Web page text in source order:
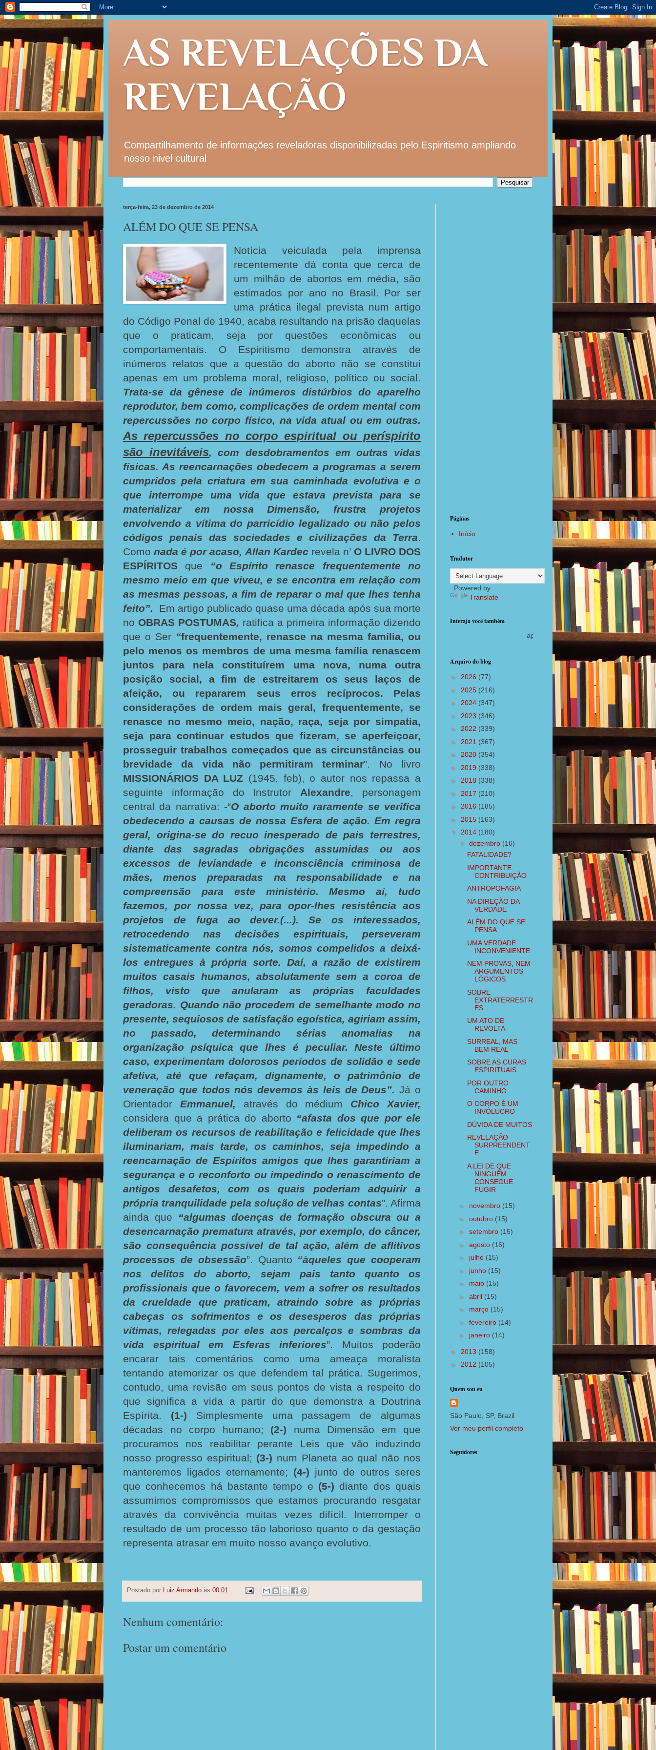
AS REVELAÇÕES DA
REVELAÇÃO
Compartilhamento de informações reveladoras disponibilizadas pelo Espiritismo ampliando
nosso nivel cultural
terça-feira, 23 de dezembro de 2014
ALÉM DO QUE SE PENSA
Notícia veiculada pela imprensa
recentemente dá conta que cerca de
um milhão de abortos em média, são
estimados por ano no Brasil. Por ser
uma prática ilegal prevista num artigo
do Código Penal de 1940, acaba resultando na prisão daquelas
que o praticam, seja por questões econômicas ou
comportamentais. O Espiritismo demonstra através de
inúmeros relatos que a questão do aborto não se constitui
apenas em um problema moral, religioso, político ou social.
Trata-se da gênese de inúmeros distúrbios do aparelho
reprodutor, bem como, complicações de ordem mental com
repercussões no corpo físico, na vida atual ou em outras.
As repercussões no corpo espiritual ou períspirito
são inevitáveis, com desdobramentos em outras vidas
físicas. As reencarnações obedecem a programas a serem
cumpridos pela criatura em sua caminhada evolutiva e o
que interrompe uma vida que estava prevista para se
materializar em nossa Dimensão, frustra projetos
envolvendo a vítima do parricídio legalizado ou não pelos
códigos penais das sociedades e civilizações da Terra.
Como nada é por acaso, Allan Kardec revela n’ O LIVRO DOS
ESPÍRITOS que “o Espírito renasce frequentemente no
mesmo meio em que viveu, e se encontra em relação com
as mesmas pessoas, a fim de reparar o mal que lhes tenha
feito”. Em artigo publicado quase uma década após sua morte
no OBRAS POSTUMAS, ratifica a primeira informação dizendo
que o Ser “frequentemente, renasce na mesma família, ou
pelo menos os membros de uma mesma família renascem
juntos para nela constituírem uma nova, numa outra
posição social, a fim de estreitarem os seus laços de
afeição, ou repararem seus erros recíprocos. Pelas
considerações de ordem mais geral, frequentemente, se
renasce no mesmo meio, nação, raça, seja por simpatia,
seja para continuar estudos que fizeram, se aperfeiçoar,
prosseguir trabalhos começados que as circunstâncias ou
brevidade da vida não permitiram terminar”.
No livro
MISSIONÁRIOS DA LUZ (1945, feb), o autor nos repassa a
seguinte informação do Instrutor Alexandre, personagem
central da narrativa: -“O aborto muito raramente se verifica
obedecendo a causas de nossa Esfera de ação. Em regra
geral, origina-se do recuo inesperado de pais terrestres,
diante das sagradas obrigações assumidas ou aos
excessos de leviandade e inconsciência criminosa de
mães, menos preparadas na responsabilidade e na
compreensão para este ministério. Mesmo aí, tudo
fazemos, por nossa vez, para opor-lhes resistência aos
projetos de fuga ao dever.(...). Se os interessados,
retrocedendo nas decisões espirituais, perseveram
sistematicamente contra nós, somos compelidos a deixá-
los entregues à própria sorte. Daí, a razão de existirem
muitos casais humanos, absolutamente sem a coroa de
filhos, visto que anularam as próprias faculdades
geradoras. Quando não procedem de semelhante modo no
presente, sequiosos de satisfação egoística, agiriam assim,
no passado, determinando sérias anomalias na
organização psíquica que lhes é peculiar. Neste último
caso, experimentam dolorosos períodos de solidão e sede
afetiva, até que refaçam, dignamente, o patrimônio de
veneração que todos nós devemos às leis de Deus”.Já o
Orientador Emmanuel, através do médium Chico Xavier,
considera que a prática do aborto “afasta dos que por ele
deliberam os recursos de reabilitação e felicidade que lhes
iluminariam, mais tarde, os caminhos, seja impedindo a
reencarnação de Espíritos amigos que lhes garantiriam a
segurança e o reconforto ou impedindo o renascimento de
antigos desafetos, com os quais poderiam adquirir a
própria tranquilidade pela solução de velhas contas”. Afirma
ainda que
“algumas doenças de formação obscura ou a
desencarnação prematura através, por exemplo, do câncer,
são consequência possível de tal ação, além de aflitivos
processos de obsessão”. Quanto “àqueles que cooperam
nos delitos do aborto, sejam pais tanto quanto os
profissionais que o favorecem, vem a sofrer os resultados
da crueldade que praticam, atraindo sobre as próprias
cabeças os sofrimentos e os desesperos das próprias
vítimas, relegadas por eles aos percalços e sombras da
vida espiritual em Esferas inferiores”. Muitos poderão
encarar tais comentários como uma ameaça moralista
tentando atemorizar os que defendem tal prática. Sugerimos,
contudo, uma revisão em seus pontos de vista a respeito do
que significa a vida a partir do que demonstra a Doutrina
Espírita. (1-) Simplesmente uma passagem de algumas
décadas no corpo humano; (2-) numa Dimensão em que
procuramos nos reabilitar perante Leis que vão induzindo
nosso progresso espiritual; (3-) num Planeta ao qual não nos
manteremos ligados eternamente; (4-) junto de outros seres
que conhecemos há bastante tempo e (5-) diante dos quais
assumimos compromissos que estamos procurando resgatar
através da convivência muitas vezes difícil. Interromper o
resultado de um processo tão laborioso quanto o da gestação
representa atrasar em muito nosso avanço evolutivo.
Postado por Luiz Armando às 00:01
Nenhum comentário:
Postar um comentário
Páginas
Início
Tradutor
Powered by
Translate
Interaja você também
agora com postagens diárias
Arquivo do blog
► 2026 (77)
► 2025 (216)
► 2024 (347)
► 2023 (346)
► 2022 (339)
► 2021 (367)
► 2020 (354)
► 2019 (338)
► 2018 (338)
► 2017 (210)
► 2016 (185)
► 2015 (163)
▼ 2014 (180)
▼ dezembro (16)
FATALIDADE?
IMPORTANTE
CONTRIBUIÇÃO
ANTROPOFAGIA
NA DIREÇÃO DA
VERDADE
ALÉM DO QUE SE
PENSA
UMA VERDADE
INCONVENIENTE
NEM PROVAS, NEM
ARGUMENTOS
LÓGICOS
SOBRE
EXTRATERRESTR
ES
UM ATO DE
REVOLTA
SURREAL, MAS
BEM REAL
SOBRE AS CURAS
ESPIRITUAIS
POR OUTRO
CAMINHO
O CORPO É UM
INVÓLUCRO
DÚVIDA DE MUITOS
REVELAÇÃO
SURPREENDENT
E
A LEI DE QUE
NINGUÉM
CONSEGUE
FUGIR
► novembro (15)
► outubro (15)
► setembro (15)
► agosto (16)
► julho (15)
► junho (15)
► maio (15)
► abril (15)
► março (15)
► fevereiro (14)
► janeiro (14)
► 2013 (158)
► 2012 (105)
Quem sou eu
São Paulo, SP, Brazil
Ver meu perfil completo
Seguidores